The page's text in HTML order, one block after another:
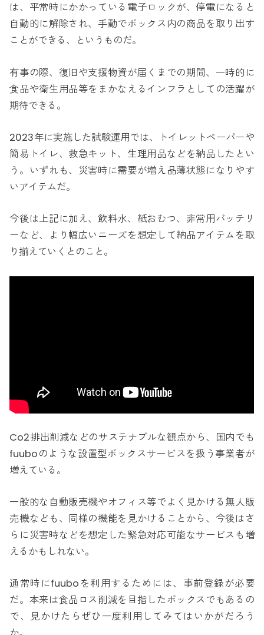
は、平常時にかかっている電子ロックが、停電になると
自動的に解除され、手動でボックス内の商品を取り出す
ことができる、というものだ。
有事の際、復旧や支援物資が届くまでの期間、一時的に
食品や衛生用品等をまかなえるインフラとしての活躍が
期待できる。
2023年に実施した試験運用では、トイレットペーパーや
簡易トイレ、救急キット、生理用品などを納品したとい
う。いずれも、災害時に需要が増え品薄状態になりやす
いアイテムだ。
今後は上記に加え、飲料水、紙おむつ、非常用バッテリ
ーなど、より幅広いニーズを想定して納品アイテムを取
り揃えていくとのこと。
Co2排出削減などのサステナブルな観点から、国内でも
fuuboのような設置型ボックスサービスを扱う事業者が
増えている。
一般的な自動販売機やオフィス等でよく見かける無人販
売機なども、同様の機能を見かけることから、今後はさ
らに災害時などを想定した緊急対応可能なサービスも増
えるかもしれない。
通常時にfuuboを利用するためには、事前登録が必要
だ。本来は食品ロス削減を目指したボックスでもあるの
で、見かけたらぜひ一度利用してみてはいかがだろう